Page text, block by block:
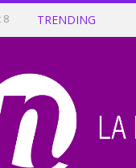
8 TRENDING